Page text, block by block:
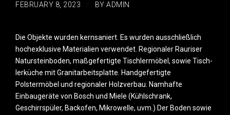
FEBRUARY 8, 2023 BY ADMIN
Die Objekte wurden kernsaniert. Es wurden ausschließlich
hochexklusive Materialien verwendet. Regionaler Rauriser
Natursteinboden, maßgefertigte Tischlermöbel, sowie Tisch-
lerküche mit Granitarbeitsplatte. Handgefertigte
Polstermöbel und regionaler Holzverbau. Namhafte
Einbaugeräte von Bosch und Miele (Kühlschrank,
Geschirrspüler, Backofen, Mikrowelle, uvm.) Der Boden sowie